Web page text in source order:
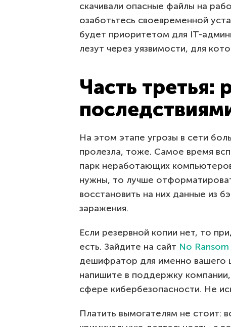
скачивали опасные файлы на
озаботьтесь своевременной
будет приоритетом для IT-
лезут через уязвимости, для
Часть третья:
На этом этапе угрозы в сети
пролезла, тоже. Самое время
парк неработающих
нужны, то лучше
восстановить на них данные из
заражения.
Если резервной копии нет, то
есть. Зайдите на сайт No Ransom
дешифратор для именно вашего
напишите в поддержку
сфере кибербезопасности. Не
Платить вымогателям не стоит: